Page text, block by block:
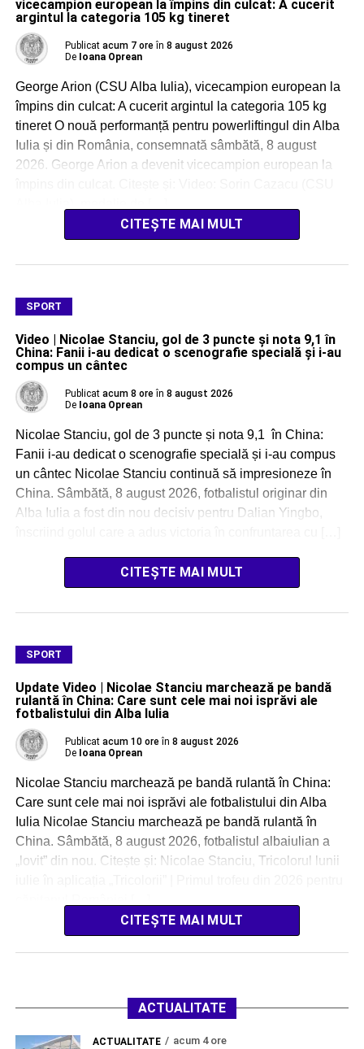
vicecampion european la împins din culcat: A cucerit
argintul la categoria 105 kg tineret
Publicat acum 7 ore în 8 august 2026
De Ioana Oprean
George Arion (CSU Alba Iulia), vicecampion european la
împins din culcat: A cucerit argintul la categoria 105 kg
tineret O nouă performanță pentru powerliftingul din Alba
Iulia și din România, consemnată sâmbătă, 8 august
2026. George Arion a devenit vicecampion european la
CITEȘTE MAI MULT
SPORT
Video | Nicolae Stanciu, gol de 3 puncte și nota 9,1 în
China: Fanii i-au dedicat o scenografie specială și i-au
compus un cântec
Publicat acum 8 ore în 8 august 2026
De Ioana Oprean
Nicolae Stanciu, gol de 3 puncte și nota 9,1 în China:
Fanii i-au dedicat o scenografie specială și i-au compus
un cântec Nicolae Stanciu continuă să impresioneze în
China. Sâmbătă, 8 august 2026, fotbalistul originar din
Alba Iulia a fost din nou decisiv pentru Dalian Yingbo,
CITEȘTE MAI MULT
SPORT
Update Video | Nicolae Stanciu marchează pe bandă
rulantă în China: Care sunt cele mai noi isprăvi ale
fotbalistului din Alba Iulia
Publicat acum 10 ore în 8 august 2026
De Ioana Oprean
Nicolae Stanciu marchează pe bandă rulantă în China:
Care sunt cele mai noi isprăvi ale fotbalistului din Alba
Iulia Nicolae Stanciu marchează pe bandă rulantă în
China. Sâmbătă, 8 august 2026, fotbalistul albaiulian a
„lovit” din nou. Citește și: Nicolae Stanciu, Tricolorul lunii
CITEȘTE MAI MULT
ACTUALITATE
ACTUALITATE acum 4 ore